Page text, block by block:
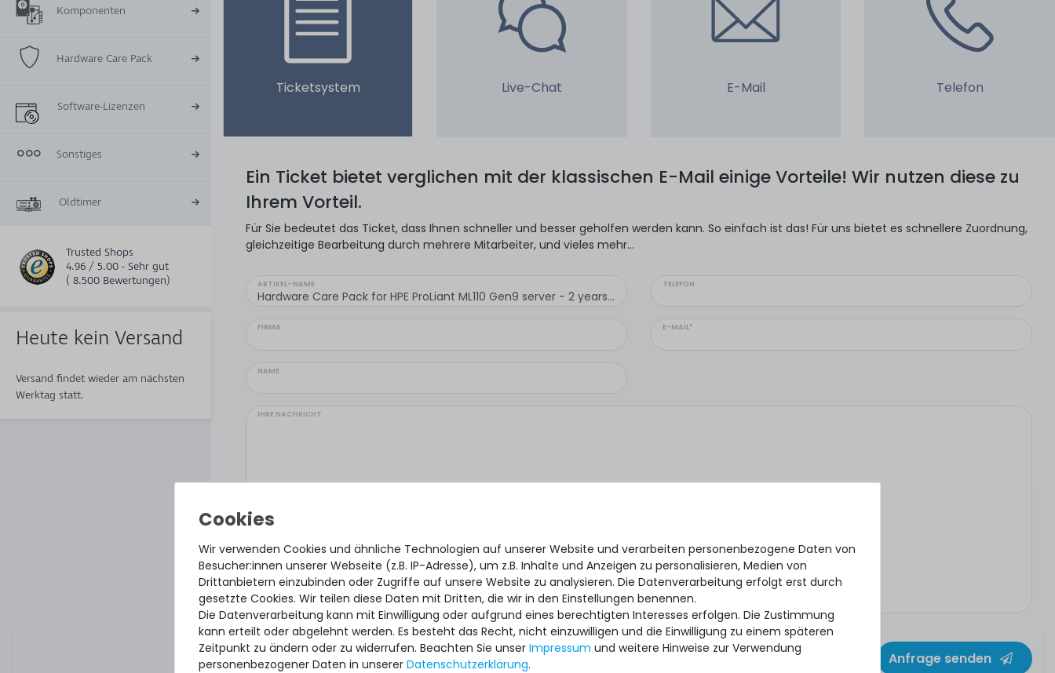
Komponenten
Hardware Care Pack
Software-Lizenzen
Sonstiges
Oldtimer
Trusted Shops
4.96 / 5.00 - Sehr gut
( 8.500 Bewertungen)
Heute kein Versand
Versand findet wieder am nächsten
Werktag statt.
Ticketsystem Live-Chat E-Mail Telefon
Ein Ticket bietet verglichen mit der klassischen E-Mail einige Vorteile! Wir nutzen diese zu
Ihrem Vorteil.
Für Sie bedeutet das Ticket, dass Ihnen schneller und besser geholfen werden kann. So einfach ist das! Für uns bietet es schnellere Zuordnung,
gleichzeitige Bearbeitung durch mehrere Mitarbeiter, und vieles mehr...
ARTIKEL-NAME
FIRMA
NAME
TELEFON
E-MAIL*
IHRE NACHRICHT
Hiermit bestätige ich, dass ich dieDaten­schutz­erklärunggelesen habe.*
Anfrage senden
Wir verwenden Cookies und ähnliche Technologien auf unserer Website und verarbeiten personenbezogene Daten von
Besucher:innen unserer Webseite (z.B. IP-Adresse), um z.B. Inhalte und Anzeigen zu personalisieren, Medien von
Drittanbietern einzubinden oder Zugriffe auf unsere Website zu analysieren. Die Datenverarbeitung erfolgt erst durch
gesetzte Cookies. Wir teilen diese Daten mit Dritten, die wir in den Einstellungen benennen.
Die Datenverarbeitung kann mit Einwilligung oder aufgrund eines berechtigten Interesses erfolgen. Die Zustimmung
kann erteilt oder abgelehnt werden. Es besteht das Recht, nicht einzuwilligen und die Einwilligung zu einem späteren
Zeitpunkt zu ändern oder zu widerrufen. Beachten Sie unser Impressum und weitere Hinweise zur Verwendung
personenbezogener Daten in unserer Daten­schutz­erklärung.